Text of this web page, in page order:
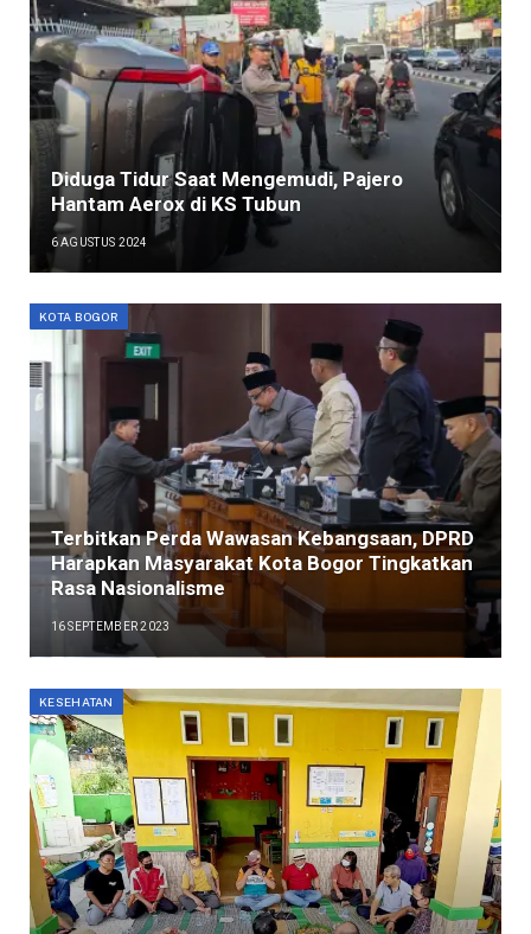
Diduga Tidur Saat Mengemudi, Pajero
Hantam Aerox di KS Tubun
6 AGUSTUS 2024
KOTA BOGOR
Terbitkan Perda Wawasan Kebangsaan, DPRD
Harapkan Masyarakat Kota Bogor Tingkatkan
Rasa Nasionalisme
16 SEPTEMBER 2023
KESEHATAN